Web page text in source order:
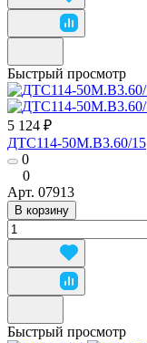
Быстрый просмотр
5 124 ₽
ДТС114-50М.В3.60/15
0
0
Арт. 07913
В корзину
Быстрый просмотр